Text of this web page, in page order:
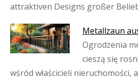
attraktiven Designs großer
Metallzaun
Ogrodzenia
cieszą się
wśród właścicieli nieruchomości,